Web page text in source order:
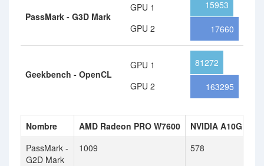
PassMark - G3D Mark
GPU 1
GPU 2
15953
17660
Geekbench - OpenCL
GPU 1
GPU 2
81272
163295
Nombre AMD Radeon PRO W7600
NVIDIA A10G
PassMark -
G2D Mark
1009 578